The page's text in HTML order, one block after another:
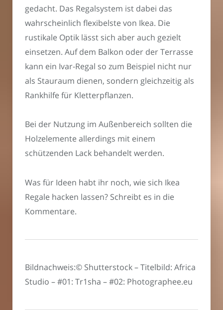
gedacht. Das Regalsystem ist dabei das
wahrscheinlich flexibelste von Ikea. Die
rustikale Optik lässt sich aber auch gezielt
einsetzen. Auf dem Balkon oder der Terrasse
kann ein Ivar-Regal so zum Beispiel nicht nur
als Stauraum dienen, sondern gleichzeitig als
Rankhilfe für Kletterpflanzen.
Bei der Nutzung im Außenbereich sollten die
Holzelemente allerdings mit einem
schützenden Lack behandelt werden.
Was für Ideen habt ihr noch, wie sich Ikea
Regale hacken lassen? Schreibt es in die
Kommentare.
Bildnachweis:© Shutterstock – Titelbild: Africa
Studio – #01: Tr1sha – #02: Photographee.eu